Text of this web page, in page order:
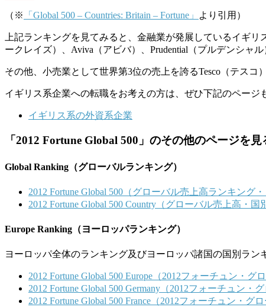
（※ 「Global 500 – Countries: Britain – Fortune」 より引用）
上記ランキングを見てみると、金融業が発展しているイギ
ークレイズ）、Aviva（アビバ）、Prudential（プルデンシャ
その他、小売業として世界第3位の売上を誇るTesco（テスコ
イギリス系企業への転職をお考えの方は、ぜひ下記のページ
イギリス系の外資系企業
「2012 Fortune Global 500」のその他のページを見
Global Ranking（グローバルランキング）
2012 Fortune Global 500（グローバル売上高ランキング・
2012 Fortune Global 500 Country（グローバル売上高・国
Europe Ranking（ヨーロッパランキング）
ヨーロッパ全体のランキング及びヨーロッパ諸国の国別ラン
2012 Fortune Global 500 Europe（2012フォーチュン・グ
2012 Fortune Global 500 Germany（2012フォーチュン・
2012 Fortune Global 500 France（2012フォーチュン・グ